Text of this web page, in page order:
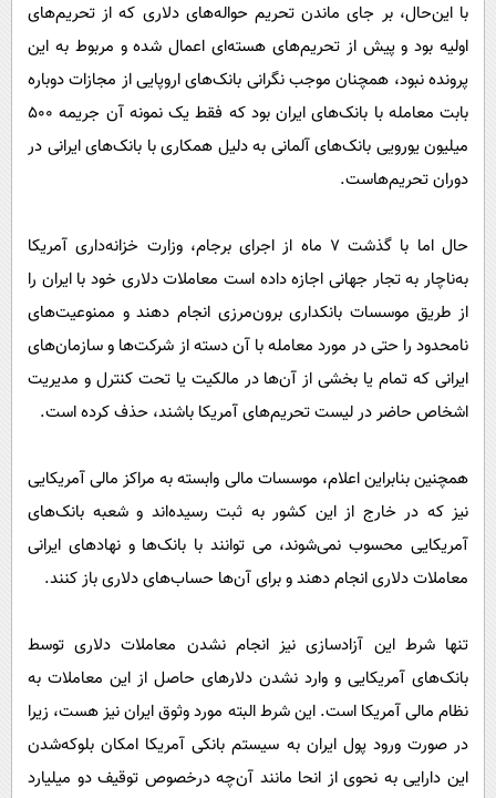
با این‌حال، بر جای ماندن تحریم حواله‌های دلاری که از تحریم‌های
اولیه بود و پیش از تحریم‌های هسته‌ای اعمال شده و مربوط به این
پرونده نبود، همچنان موجب نگرانی بانک‌های اروپایی از مجازات دوباره
بابت معامله با بانک‌های ایران بود که فقط یک نمونه آن جریمه 500
میلیون یورویی بانک‌های آلمانی به دلیل همکاری با بانک‌های ایرانی در
دوران تحریم‌هاست.
حال اما با گذشت 7 ماه از اجرای برجام، وزارت خزانه‌داری آمریکا
به‌ناچار به تجار جهانی اجازه داده است معاملات دلاری خود با ایران را
از طریق موسسات بانکداری برون‌‌مرزی انجام دهند و ممنوعیت‌های
نامحدود را حتی در مورد معامله با آن دسته از شرکت‌ها و سازمان‌های
ایرانی که تمام یا بخشی از آن‌ها در مالکیت یا تحت کنترل و مدیریت
اشخاص حاضر در لیست تحریم‌های آمریکا باشند، حذف کرده‌ است.
همچنین بنابراین اعلام، موسسات مالی وابسته به مراکز مالی آمریکایی
نیز که در خارج از این کشور به ثبت رسیده‌اند و شعبه بانک‌های
آمریکایی محسوب نمی‌شوند، می توانند با بانک‌ها و نهادهای ایرانی
معاملات دلاری انجام دهند و برای آن‌ها حساب‌های دلاری باز کنند.
تنها شرط این آزادسازی نیز انجام نشدن معاملات دلاری توسط
بانک‌های آمریکایی و وارد نشدن دلارهای حاصل از این معاملات به
نظام مالی آمریکا است. این شرط البته مورد وثوق ایران نیز هست، زیرا
در صورت ورود پول ایران به سیستم بانکی آمریکا امکان بلوکه‌شدن
این دارایی به نحوی از انحا مانند آن‌چه درخصوص توقیف دو میلیارد